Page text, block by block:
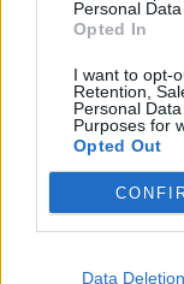
Personal
Opted In
I want to opt-
Retention,
Personal
Purposes for
Opted Out
Data Deletion
die Com
gegangen.
jeder weiß , wer
), nööö, da
"Cödchen", ganz
"arbeiten" würde,
könnte Hartz4
29 November 2020